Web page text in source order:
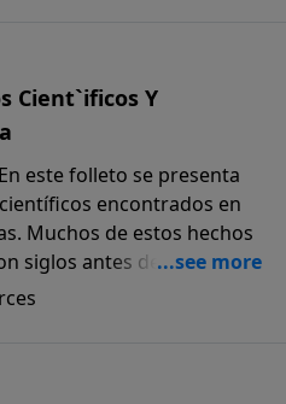
Cient`ificos Y
este folleto se presenta
encontrados en
Muchos de estos hechos
siglos antes de que
El anticipado
colectiva de que la